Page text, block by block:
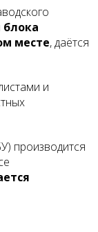
месте, даётся
и
производится